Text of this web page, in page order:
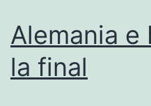
Alemania e
la final